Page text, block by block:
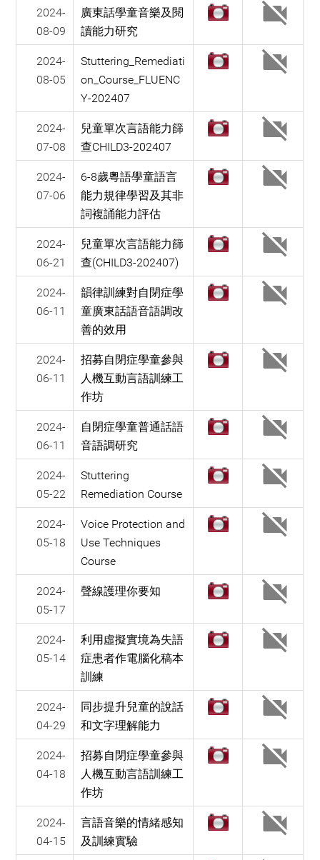
2024-
08-09
廣東話學童音樂及閱
讀能力研究
2024-
08-05
Stuttering_Remediati
on_Course_FLUENC
Y-202407
2024-
07-08
兒童單次言語能力篩
查CHILD3-202407
2024-
07-06
6-8歲粵語學童語言
能力規律學習及其非
詞複誦能力評估
2024-
06-21
兒童單次言語能力篩
查(CHILD3-202407)
2024-
06-11
韻律訓練對自閉症學
童廣東話語音語調改
善的效用
2024-
06-11
招募自閉症學童參與
人機互動言語訓練工
作坊
2024-
06-11
自閉症學童普通話語
音語調研究
2024-
05-22
Stuttering
Remediation Course
2024-
05-18
Voice Protection and
Use Techniques
Course
2024-
05-17
聲線護理你要知
2024-
05-14
利用虛擬實境為失語
症患者作電腦化稿本
訓練
2024-
04-29
同步提升兒童的說話
和文字理解能力
2024-
04-18
招募自閉症學童參與
人機互動言語訓練工
作坊
2024-
04-15
言語音樂的情緒感知
及訓練實驗